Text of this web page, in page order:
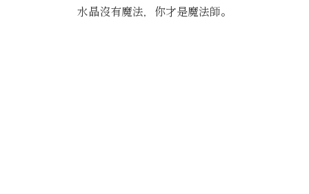
水晶沒有魔法，你才是魔法師。